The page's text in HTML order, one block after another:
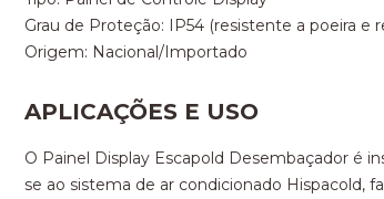
Grau de Proteção: IP54 (resistente a poeira e
Origem: Nacional/Importado
APLICAÇÕES E USO
O Painel Display Escapold Desembaçador é
se ao sistema de ar condicionado Hispacold,